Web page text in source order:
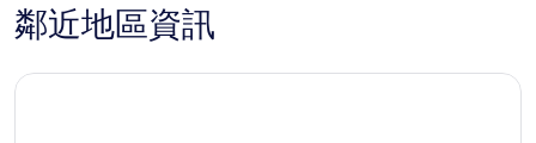
鄰近地區資訊